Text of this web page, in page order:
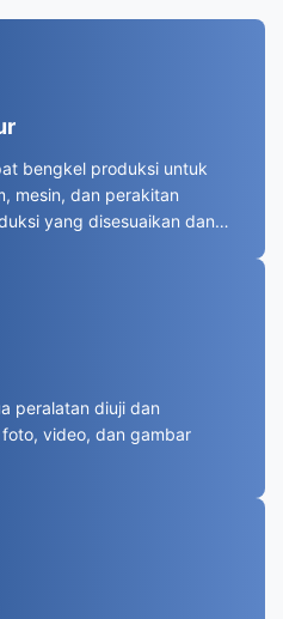
bengkel produksi untuk
mesin, dan perakitan
yang disesuaikan dan
peralatan diuji dan
video, dan gambar